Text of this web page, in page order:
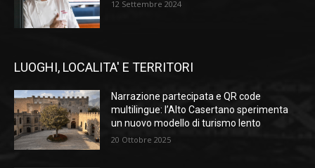
12 Settembre 2024
LUOGHI, LOCALITA' E TERRITORI
Narrazione partecipata e QR code
multilingue: l’Alto Casertano sperimenta
un nuovo modello di turismo lento
20 Ottobre 2025